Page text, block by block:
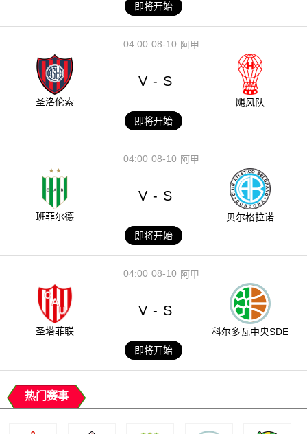
即将开始
08-10
04:00 阿甲
圣洛伦索
V - S
飓风队
即将开始
08-10
04:00 阿甲
班菲尔德
V - S
贝尔格拉诺
即将开始
08-10
04:00 阿甲
圣塔菲联
V - S
科尔多瓦中央SDE
即将开始
热门赛事